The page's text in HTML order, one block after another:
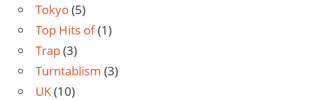
Tokyo(5)
Top Hits of(1)
Trap(3)
Turntablism (3)
UK(10)